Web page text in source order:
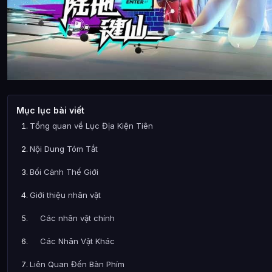
Mục lục bài viết
Tổng quan về Lục Địa Kiện Tiên
Nội Dung Tóm Tắt
Bối Cảnh Thế Giới
Giới thiệu nhân vật
Các nhân vật chính
Các Nhân Vật Khác
Liên Quan Đến Bàn Phím